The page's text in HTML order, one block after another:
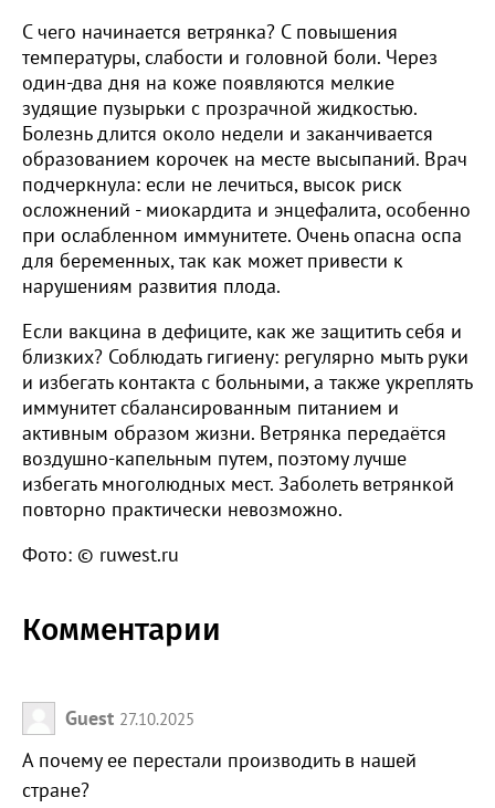
С чего начинается ветрянка? С повышения
температуры, слабости и головной боли. Через
один-два дня на коже появляются мелкие
зудящие пузырьки с прозрачной жидкостью.
Болезнь длится около недели и заканчивается
образованием корочек на месте высыпаний. Врач
подчеркнула: если не лечиться, высок риск
осложнений - миокардита и энцефалита, особенно
при ослабленном иммунитете. Очень опасна оспа
для беременных, так как может привести к
нарушениям развития плода.
Если вакцина в дефиците, как же защитить себя и
близких? Соблюдать гигиену: регулярно мыть руки
и избегать контакта с больными, а также укреплять
иммунитет сбалансированным питанием и
активным образом жизни. Ветрянка передаётся
воздушно-капельным путем, поэтому лучше
избегать многолюдных мест. Заболеть ветрянкой
повторно практически невозможно.
Фото: © ruwest.ru
Комментарии
Guest 27.10.2025
А почему ее перестали производить в нашей
стране?